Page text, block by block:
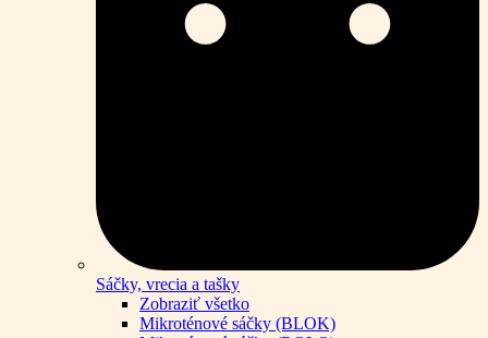
Sáčky, vrecia a tašky
Zobraziť všetko
Mikroténové sáčky (BLOK)